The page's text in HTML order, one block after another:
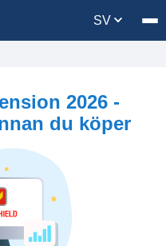
SV
2026 -
du köper